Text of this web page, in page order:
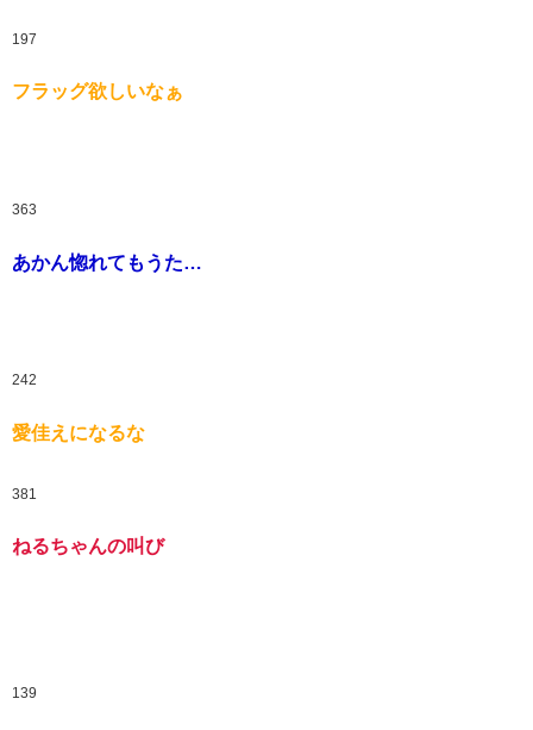
197
フラッグ欲しいなぁ
363
あかん惚れてもうた…
242
愛佳えになるな
381
ねるちゃんの叫び
139